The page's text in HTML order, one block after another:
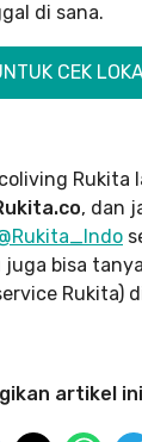
di sana.
CEK
Rukita
, dan
juga bisa
Rukita)
artikel ini